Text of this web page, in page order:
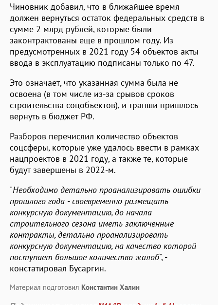
Чиновник добавил, что в ближайшее время
должен вернуться остаток федеральных средств в
сумме 2 млрд рублей, которые были
законтрактованы еще в прошлом году. Из
предусмотренных в 2021 году 54 объектов акты
ввода в эксплуатацию подписаны только по 47.
Это означает, что указанная сумма была не
освоена (в том числе из-за срывов сроков
строительства соцобъектов), и транши пришлось
вернуть в бюджет РФ.
Разборов перечислил количество объектов
соцсферы, которые уже удалось ввести в рамках
нацпроектов в 2021 году, а также те, которые
будут завершены в 2022-м.
"Необходимо детально проанализировать ошибки
прошлого года - своевременно размещать
конкурсную документацию, до начала
строительного сезона иметь заключенные
контракты, детально проанализировать
конкурсную документацию, на качество которой
поступает большое количество жалоб", -
констатировал Бусаргин.
Материал подготовил Константин Халин